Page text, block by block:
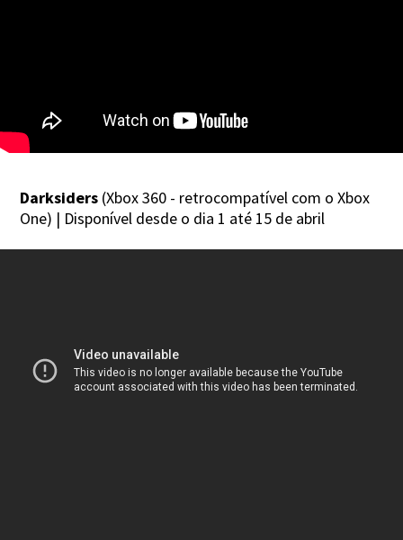
Darksiders (Xbox 360 - retrocompatível com o Xbox
One) | Disponível desde o dia 1 até 15 de abril